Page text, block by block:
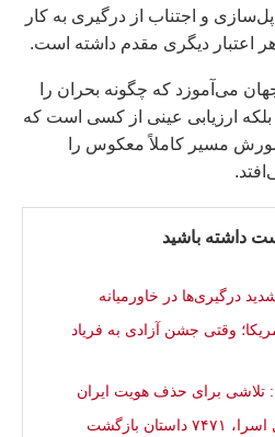
و اجتناب از درگیری به کار
اعتبار دیگری مقدم داشته است.
می‌آموزد که چگونه بحران را
ارزیابی عینی از کسی است که
مسیر کاملاً معکوس را
داشته باشید
وقتی جشن آزادی به فریاد
تلاشی برای حذف هویت ایران
بازگشت